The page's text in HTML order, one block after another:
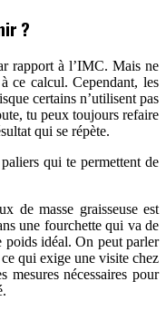
?
rapport à l’IMC. Mais ne
ce calcul. Cependant, les
certains n’utilisent pas
tu peux toujours refaire
qui se répète.
qui te permettent de
de masse graisseuse est
une fourchette qui va de
poids idéal. On peut parler
qui exige une visite chez
mesures nécessaires pour